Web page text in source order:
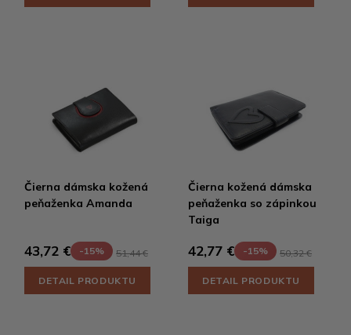
Čierna dámska kožená
peňaženka Amanda
43,72 € -15% 51,44 €
DETAIL PRODUKTU
Čierna kožená dámska
peňaženka so zápinkou
Taiga
42,77 € -15% 50,32 €
DETAIL PRODUKTU